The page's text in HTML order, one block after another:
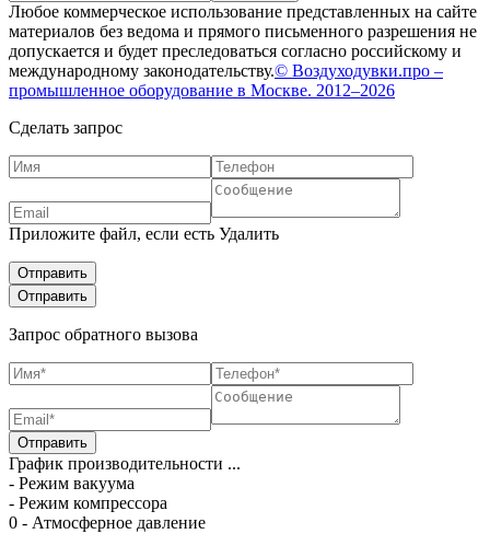
Любое коммерческое использование представленных на сайте
материалов без ведома и прямого письменного разрешения не
допускается и будет преследоваться согласно российскому и
международному законодательству.© Воздуходувки.про –
промышленное оборудование в Москве. 2012–2026
Сделать запрос
Приложите файл, если есть Удалить
Запрос обратного вызова
График производительности ...
- Режим вакуума
- Режим компрессора
0 - Атмосферное давление